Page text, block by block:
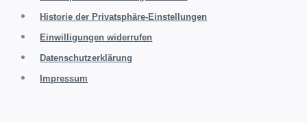
Historie der Privatsphäre-Einstellungen
Einwilligungen widerrufen
Datenschutzerklärung
Impressum